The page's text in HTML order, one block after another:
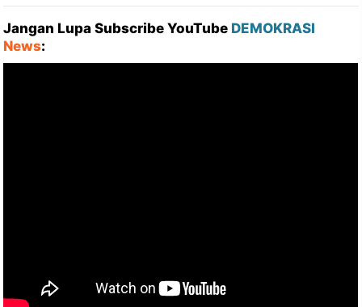
Jangan Lupa Subscribe YouTube DEMOKRASI
News: